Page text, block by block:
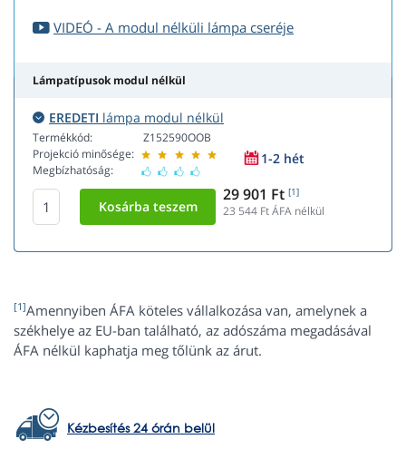
VIDEÓ - A modul nélküli lámpa cseréje
Lámpatípusok modul nélkül
EREDETI lámpa modul nélkül
Termékkód:
Projekció minősége:
Megbízhatóság:
Z152590OOB
1-2 hét
29 901 Ft [1]
23 544 Ft ÁFA nélkül
[1]Amennyiben ÁFA köteles vállalkozása van, amelynek a
székhelye az EU-ban található, az adószáma megadásával
ÁFA nélkül kaphatja meg tőlünk az árut.
Kézbesítés 24 órán belül